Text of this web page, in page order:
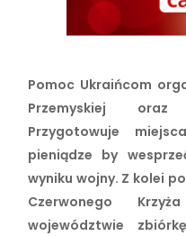
Pomoc Ukraińcom
Przemyskiej oraz
Przygotowuje
pieniądze by
wyniku wojny. Z kolei
Czerwonego
województwie